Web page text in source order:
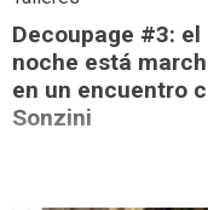
Decoupage #3:
noche está
en un encuentro
Sonzini